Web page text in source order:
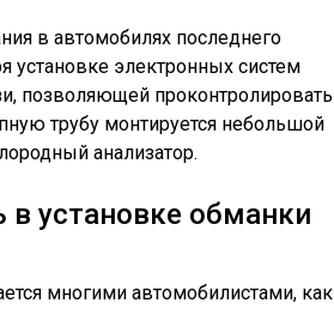
в автомобилях последнего
установке электронных систем
позволяющей проконтролировать
трубу монтируется небольшой
анализатор.
в установке обманки
многими автомобилистами, как